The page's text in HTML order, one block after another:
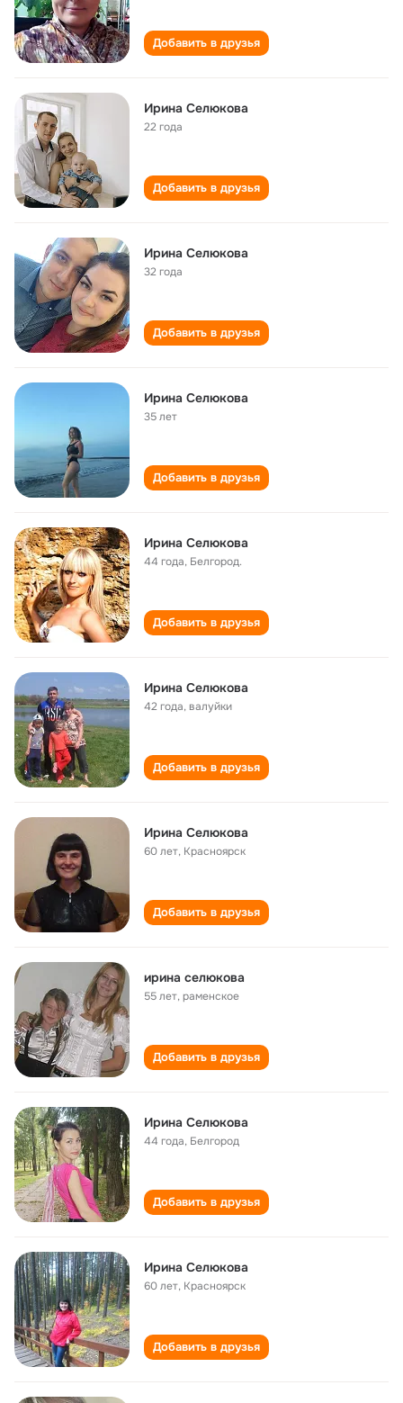
Добавить в друзья
Ирина Селюкова
22 года
Добавить в друзья
Ирина Селюкова
32 года
Добавить в друзья
Ирина Селюкова
35 лет
Добавить в друзья
Ирина Селюкова
44 года, Белгород.
Добавить в друзья
Ирина Селюкова
42 года,валуйки
Добавить в друзья
Ирина Селюкова
60 лет, Красноярск
Добавить в друзья
ирина селюкова
55 лет,раменское
Добавить в друзья
Ирина Селюкова
44 года, Белгород
Добавить в друзья
Ирина Селюкова
60 лет, Красноярск
Добавить в друзья